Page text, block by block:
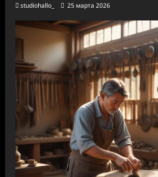
studiohallo_ 25 марта 2026